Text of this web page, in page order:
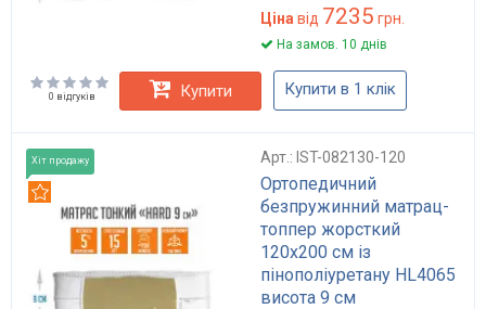
Ціна від 7235 грн.
На замов. 10 днів
0 відгуків Купити Купити в 1 клік
Хіт продажу Арт.: IST-082130-120
Ортопедичний
безпружинний матрац-
топпер жорсткий
120x200 см із
пінополіуретану HL4065
висота 9 см